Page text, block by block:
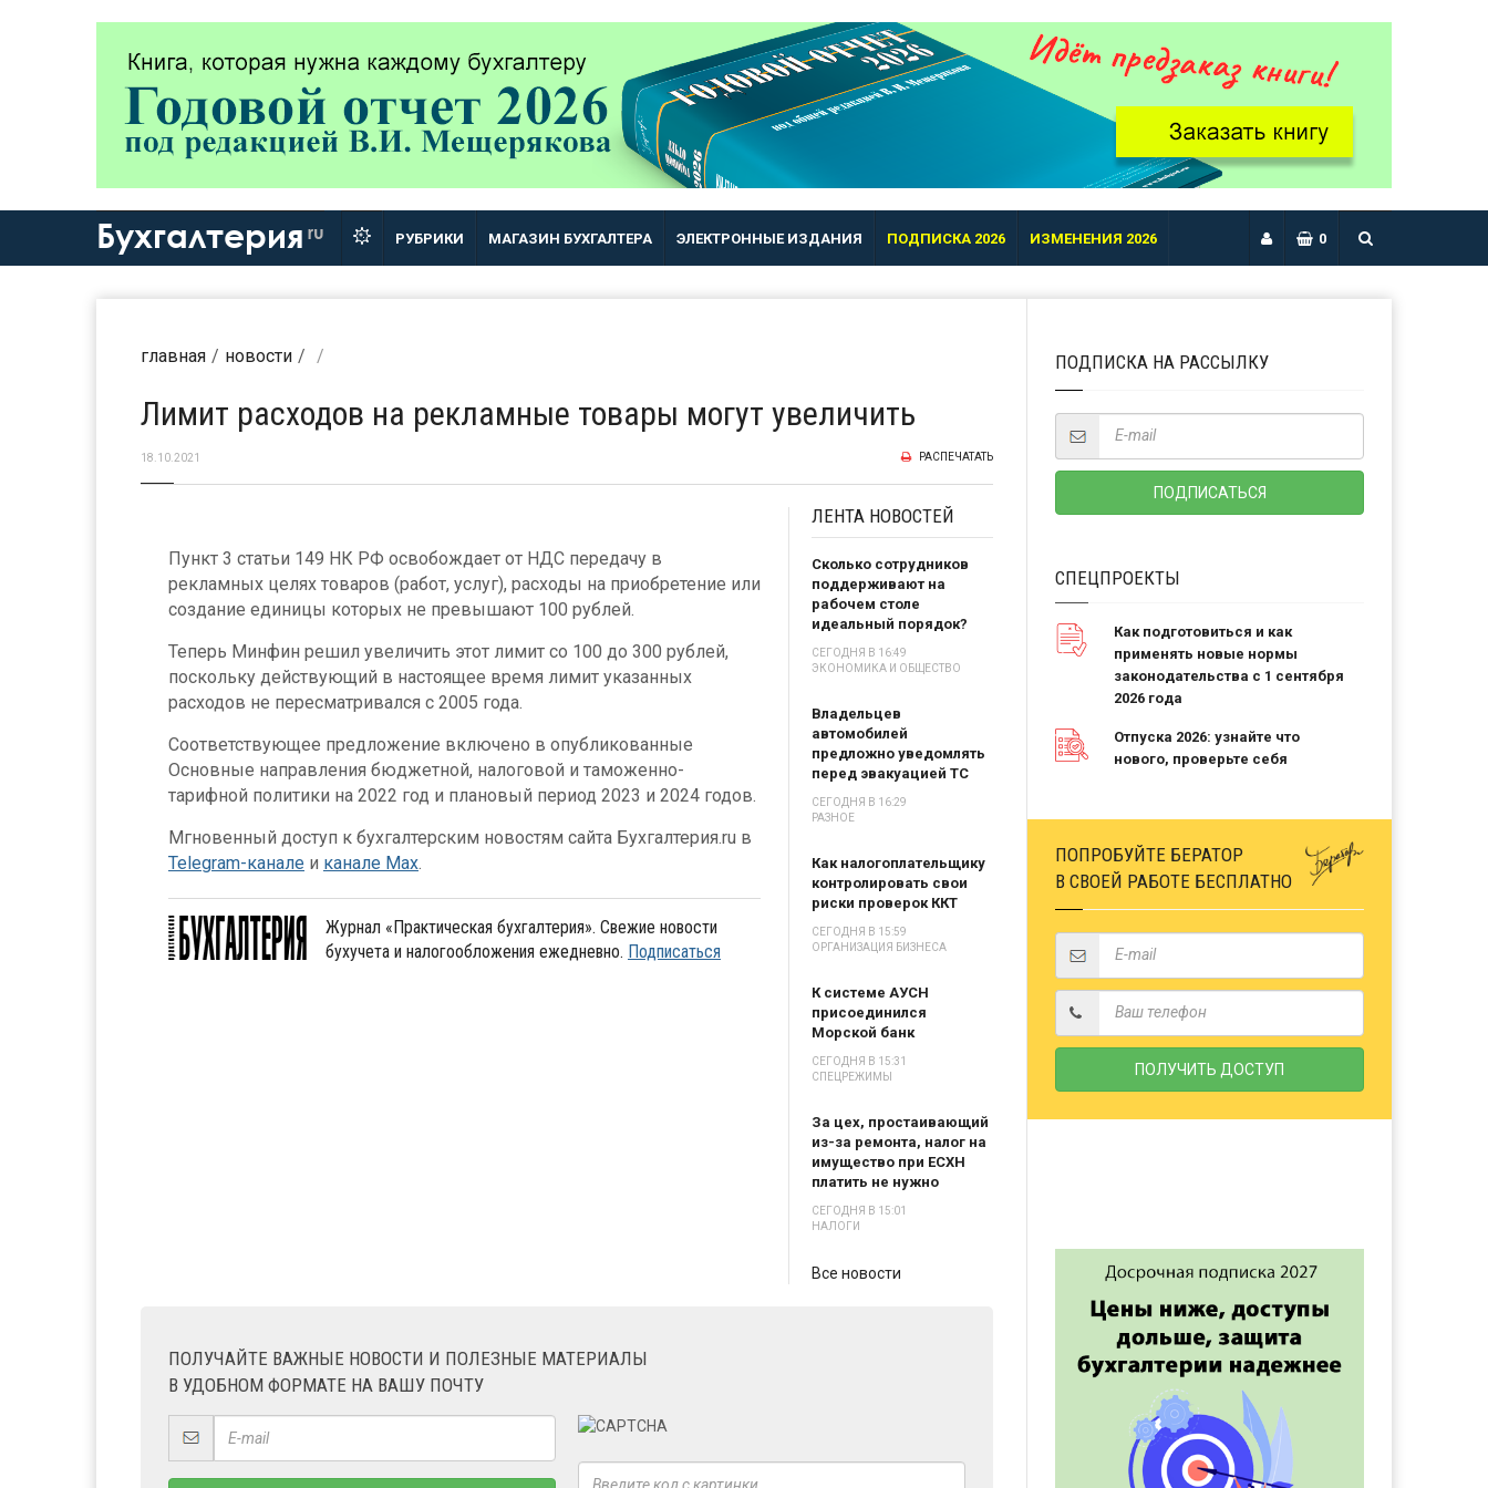
Бухгалтерия ru РУБРИКИ МАГАЗИН БУХГАЛТЕРА ЭЛЕКТРОННЫЕ ИЗДАНИЯ ПОДПИСКА 2026 ИЗМЕНЕНИЯ 2026 0
главная новости
Лимит расходов на рекламные товары могут увеличить
18.10.2021 РАСПЕЧАТАТЬ
Пункт 3 статьи 149 НК РФ освобождает от НДС передачу в
рекламных целях товаров (работ, услуг), расходы на приобретение или
создание единицы которых не превышают 100 рублей.
Теперь Минфин решил увеличить этот лимит со 100 до 300 рублей,
поскольку действующий в настоящее время лимит указанных
расходов не пересматривался с 2005 года.
Соответствующее предложение включено в опубликованные
Основные направления бюджетной, налоговой и таможенно-
тарифной политики на 2022 год и плановый период 2023 и 2024 годов.
Мгновенный доступ к бухгалтерским новостям сайта Бухгалтерия.ru в
Telegram-канале и канале Max.
Журнал «Практическая бухгалтерия». Свежие новости
бухучета и налогообложения ежедневно. Подписаться
ЛЕНТА НОВОСТЕЙ
Сколько сотрудников
поддерживают на
рабочем столе
идеальный порядок?
СЕГОДНЯ В 16:49
ЭКОНОМИКА И ОБЩЕСТВО
Владельцев
автомобилей
предложно уведомлять
перед эвакуацией ТС
СЕГОДНЯ В 16:29
РАЗНОЕ
Как налогоплательщику
контролировать свои
риски проверок ККТ
СЕГОДНЯ В 15:59
ОРГАНИЗАЦИЯ БИЗНЕСА
К системе АУСН
присоединился
Морской банк
СЕГОДНЯ В 15:31
СПЕЦРЕЖИМЫ
За цех, простаивающий
из-за ремонта, налог на
имущество при ЕСХН
платить не нужно
СЕГОДНЯ В 15:01
НАЛОГИ
Все новости
ПОЛУЧАЙТЕ ВАЖНЫЕ НОВОСТИ И ПОЛЕЗНЫЕ МАТЕРИАЛЫ
В УДОБНОМ ФОРМАТЕ НА ВАШУ ПОЧТУ
ПОДПИСКА НА РАССЫЛКУ
СПЕЦПРОЕКТЫ
Как подготовиться и как
применять новые нормы
законодательства с 1 сентября
2026 года
Отпуска 2026: узнайте что
нового, проверьте себя
ПОПРОБУЙТЕ БЕРАТОР
В СВОЕЙ РАБОТЕ БЕСПЛАТНО